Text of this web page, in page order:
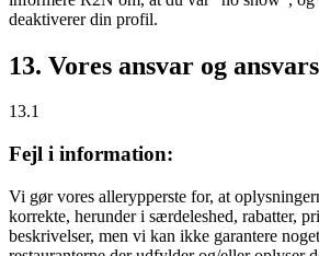
deaktiverer din profil.
13. Vores ansvar og
13.1
Fejl i information:
Vi gør vores allerypperste for, at
korrekte, herunder i særdeleshed, rabatter,
beskrivelser, men vi kan ikke garantere